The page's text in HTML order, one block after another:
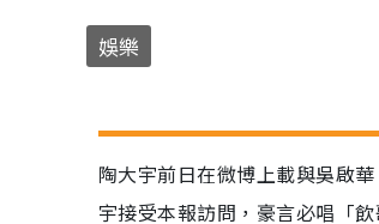
娛樂
陶大宇前日在微博上載與吳啟
宇接受本報訪問，豪言必唱「